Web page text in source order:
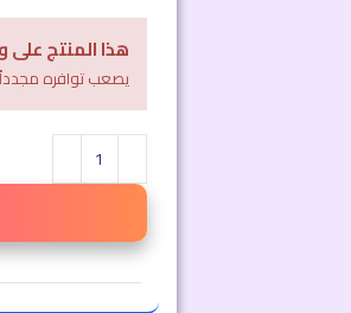
هذا المنتج
يصعب توافره